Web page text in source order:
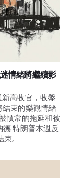
情緒將繼續影
高收官，收盤
結束的樂觀情緒
慣常的拖延和被
-特朗普本週反
。